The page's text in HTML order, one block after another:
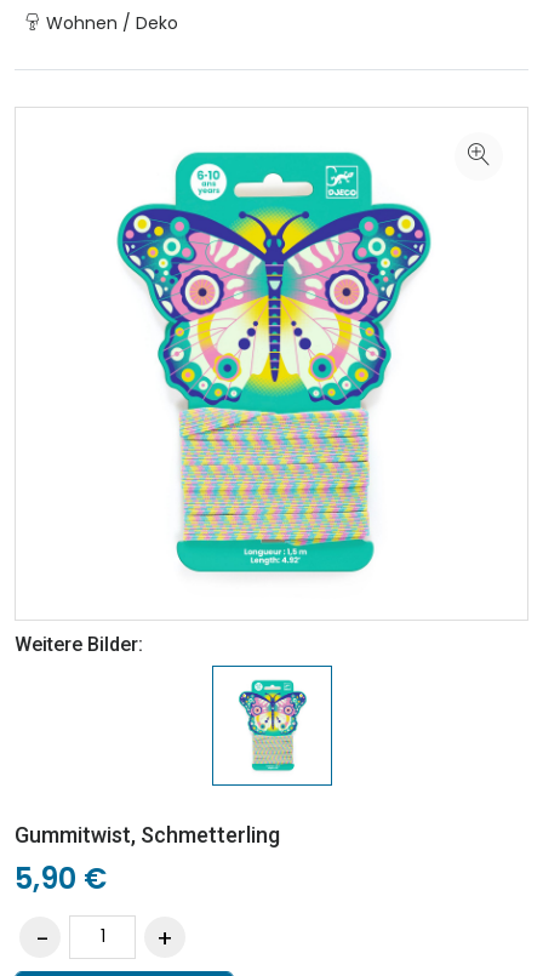
Wohnen / Deko
Weitere Bilder:
Gummitwist, Schmetterling
5,90 €